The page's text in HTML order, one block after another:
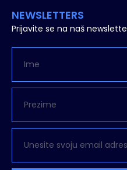
NEWSLETTERS
Prijavite se na naš